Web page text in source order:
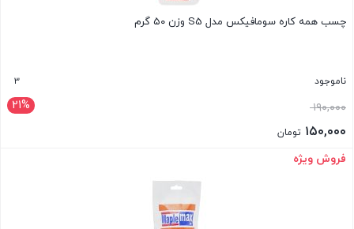
چسب همه کاره سومافیکس مدل S5 وزن ۵۰ گرم
ناموجود 3
21% ۱۹۰,۰۰۰قیمت
اصلی:۱۵۰,۰۰۰ تومان
قیمت
بستن
فروش ویژه